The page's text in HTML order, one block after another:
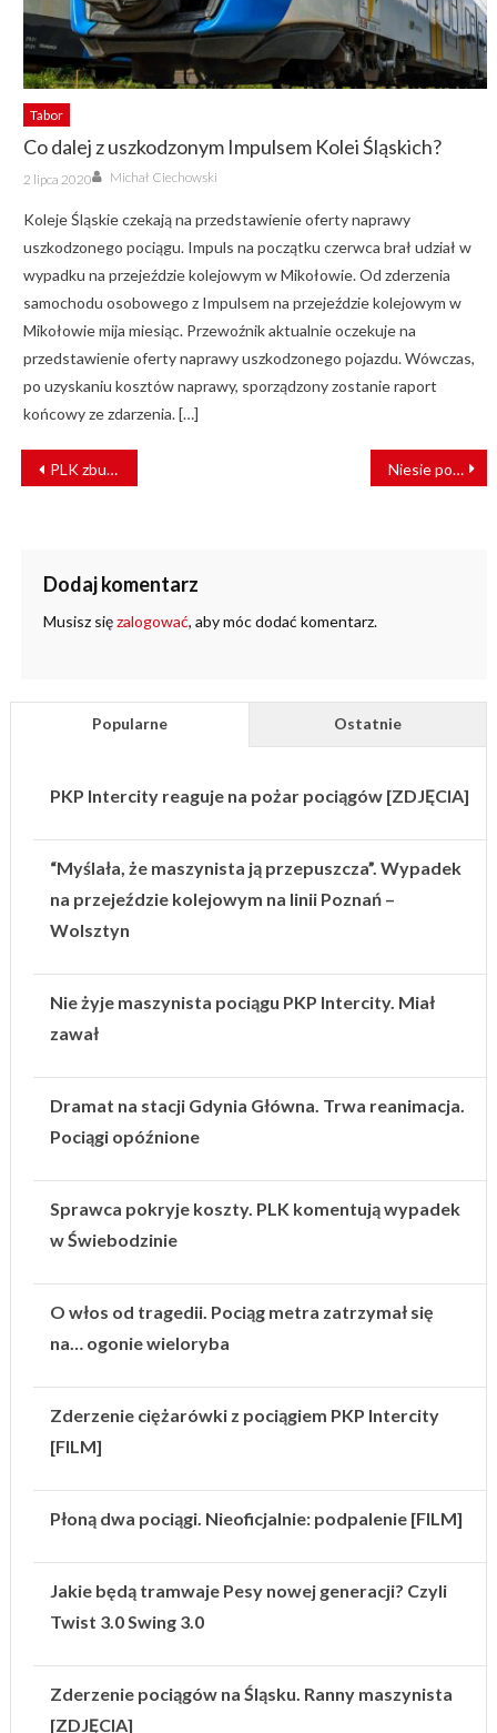
Tabor
Co dalej z uszkodzonym Impulsem Kolei Śląskich?
Posted
on
2 lipca 2020 Author
Michał Ciechowski
Koleje Śląskie czekają na przedstawienie oferty naprawy
uszkodzonego pociągu. Impuls na początku czerwca brał udział w
wypadku na przejeździe kolejowym w Mikołowie. Od zderzenia
samochodu osobowego z Impulsem na przejeździe kolejowym w
Mikołowie mija miesiąc. Przewoźnik aktualnie oczekuje na
przedstawienie oferty naprawy uszkodzonego pojazdu. Wówczas,
po uzyskaniu kosztów naprawy, sporządzony zostanie raport
końcowy ze zdarzenia. […]
NAWIGACJA
WPISU
PLK zbudują nową linię kolejową Zegrze – Przasnysz Niesie pomoc w Tanzanii. Na co dzień nosi mundur SOK
Dodaj komentarz
Musisz sięzalogować, aby móc dodać komentarz.
Popularne Ostatnie
PKP Intercity reaguje na pożar pociągów [ZDJĘCIA]
“Myślała, że maszynista ją przepuszcza”. Wypadek
na przejeździe kolejowym na linii Poznań –
Wolsztyn
Nie żyje maszynista pociągu PKP Intercity. Miał
zawał
Dramat na stacji Gdynia Główna. Trwa reanimacja.
Pociągi opóźnione
Sprawca pokryje koszty. PLK komentują wypadek
w Świebodzinie
O włos od tragedii. Pociąg metra zatrzymał się
na… ogonie wieloryba
Zderzenie ciężarówki z pociągiem PKP Intercity
[FILM]
Płoną dwa pociągi. Nieoficjalnie: podpalenie [FILM]
Jakie będą tramwaje Pesy nowej generacji? Czyli
Twist 3.0 Swing 3.0
Zderzenie pociągów na Śląsku. Ranny maszynista
[ZDJĘCIA]